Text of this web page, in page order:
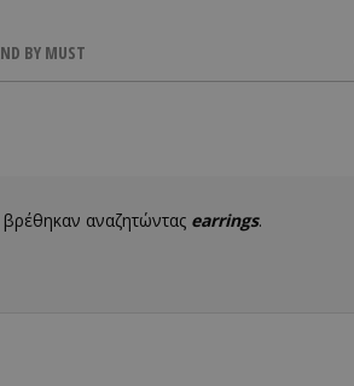
BY MUST
αναζητώντας earrings.